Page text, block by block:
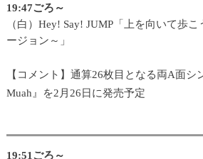
19:47ごろ～
（白）Hey! Say! JUMP「上を向いて歩
ージョン～」
【コメント】通算26枚目となる両A面シ
Muah』を2月26日に発売予定
19:51ごろ～